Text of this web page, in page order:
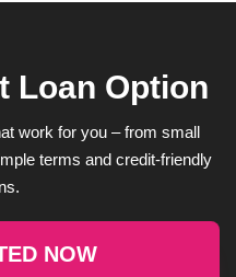
Loan Option
work for you – from small
terms and credit-friendly
NOW